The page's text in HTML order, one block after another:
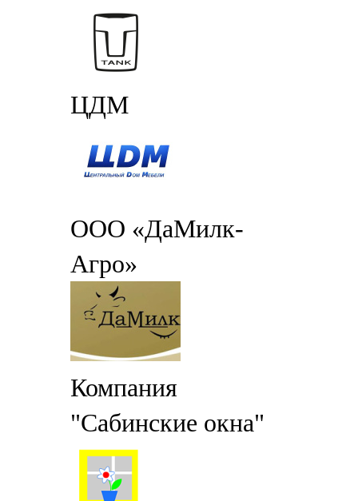
ЦДМ
ООО «ДаМилк-
Агро»
Компания
"Сабинские окна"